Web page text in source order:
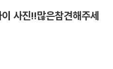
사진!!많은참견해주세